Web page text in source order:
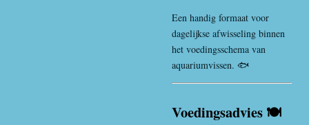
Een handig formaat voor
dagelijkse afwisseling binnen
het voedingsschema van
aquariumvissen. 🐟
Voedingsadvies 🍽️